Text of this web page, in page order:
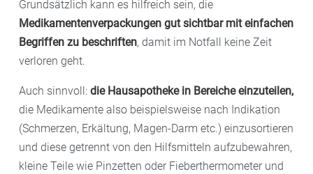
– Zinkoxidsalbe für einen wunden Po
bestimmte Wirkstoffe, die „immer“ helfen. Ergänzen
Sie die allgemeinen Empfehlungen mit „Ihren“ Mitteln,
mit denen Sie gute Erfahrungen gemacht haben.
Grundsätzlich kann es hilfreich sein, die
Medikamentenverpackungen gut sichtbar mit einfachen
Begriffen zu beschriften, damit im Notfall keine Zeit
verloren geht.
Auch sinnvoll: die Hausapotheke in Bereiche einzuteilen,
die Medikamente also beispielsweise nach Indikation
(Schmerzen, Erkältung, Magen-Darm etc.) einzusortieren
und diese getrennt von den Hilfsmitteln aufzubewahren,
kleine Teile wie Pinzetten oder Fieberthermometer und